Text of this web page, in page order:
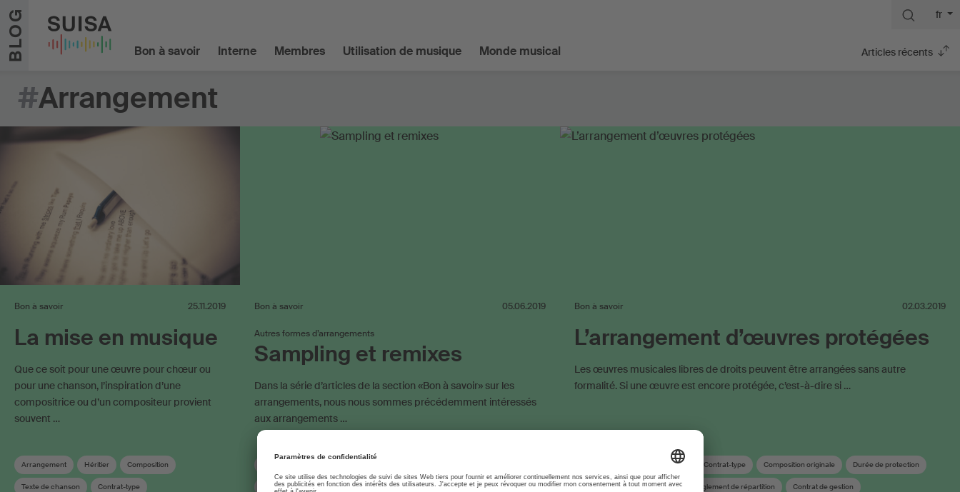
Aller au contenu
BLOG Bon à savoir Interne Membres Utilisation de musique Monde musical
fr
Articles récents
#Arrangement
Bon à savoir 25.11.2019
La mise en musique
Que ce soit pour une œuvre pour chœur ou
pour une chanson, l’inspiration d’une
compositrice ou d’un compositeur provient
souvent …
Arrangement Héritier Composition
Texte de chanson Contrat-type
Bon à savoir 05.06.2019
Autres formes d’arrangements
Sampling et remixes
Dans la série d’articles de la section «Bon à savoir» sur les
arrangements, nous nous sommes précédemment intéressés
aux arrangements …
Producteur de musique Contrat-type Composition originale
Bon à savoir 02.03.2019
L’arrangement d’œuvres protégées
Les œuvres musicales libres de droits peuvent être arrangées sans autre
formalité. Si une œuvre est encore protégée, c’est-à-dire si …
Composition Contrat-type Composition originale Durée de protection
Édition Contrat d’édition Règlement de répartition Contrat de gestion